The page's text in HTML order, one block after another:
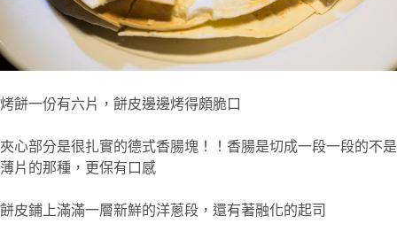
烤餅一份有六片，餅皮邊邊烤得頗脆口
夾心部分是很扎實的德式香腸塊！！香腸是切成一段一段的不是
薄片的那種，更保有口感
餅皮鋪上滿滿一層新鮮的洋蔥段，還有著融化的起司